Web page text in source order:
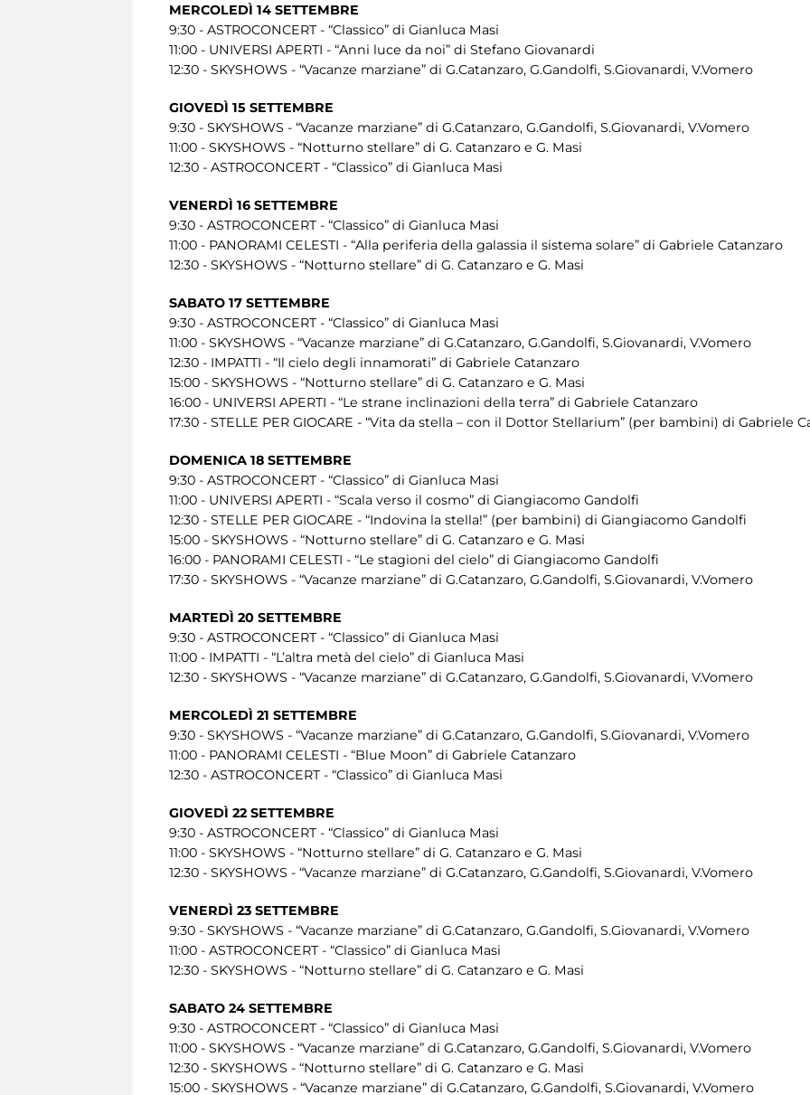
MERCOLEDÌ 14 SETTEMBRE
9:30 - ASTROCONCERT - “Classico” di Gianluca Masi
11:00 - UNIVERSI APERTI - “Anni luce da noi” di Stefano Giovanardi
12:30 - SKYSHOWS - “Vacanze marziane” di G.Catanzaro, G.Gandolfi, S.Giovanardi, V.Vomero
GIOVEDÌ 15 SETTEMBRE
9:30 - SKYSHOWS - “Vacanze marziane” di G.Catanzaro, G.Gandolfi, S.Giovanardi, V.Vomero
11:00 - SKYSHOWS - “Notturno stellare” di G. Catanzaro e G. Masi
12:30 - ASTROCONCERT - “Classico” di Gianluca Masi
VENERDÌ 16 SETTEMBRE
9:30 - ASTROCONCERT - “Classico” di Gianluca Masi
11:00 - PANORAMI CELESTI - “Alla periferia della galassia il sistema solare” di Gabriele Catanzaro
12:30 - SKYSHOWS - “Notturno stellare” di G. Catanzaro e G. Masi
SABATO 17 SETTEMBRE
9:30 - ASTROCONCERT - “Classico” di Gianluca Masi
11:00 - SKYSHOWS - “Vacanze marziane” di G.Catanzaro, G.Gandolfi, S.Giovanardi, V.Vomero
12:30 - IMPATTI - “Il cielo degli innamorati” di Gabriele Catanzaro
15:00 - SKYSHOWS - “Notturno stellare” di G. Catanzaro e G. Masi
16:00 - UNIVERSI APERTI - “Le strane inclinazioni della terra” di Gabriele Catanzaro
17:30 - STELLE PER GIOCARE - “Vita da stella – con il Dottor Stellarium” (per bambini) di Gabriele
DOMENICA 18 SETTEMBRE
9:30 - ASTROCONCERT - “Classico” di Gianluca Masi
11:00 - UNIVERSI APERTI - “Scala verso il cosmo” di Giangiacomo Gandolfi
12:30 - STELLE PER GIOCARE - “Indovina la stella!” (per bambini) di Giangiacomo Gandolfi
15:00 - SKYSHOWS - “Notturno stellare” di G. Catanzaro e G. Masi
16:00 - PANORAMI CELESTI - “Le stagioni del cielo” di Giangiacomo Gandolfi
17:30 - SKYSHOWS - “Vacanze marziane” di G.Catanzaro, G.Gandolfi, S.Giovanardi, V.Vomero
MARTEDÌ 20 SETTEMBRE
9:30 - ASTROCONCERT - “Classico” di Gianluca Masi
11:00 - IMPATTI - “L’altra metà del cielo” di Gianluca Masi
12:30 - SKYSHOWS - “Vacanze marziane” di G.Catanzaro, G.Gandolfi, S.Giovanardi, V.Vomero
MERCOLEDÌ 21 SETTEMBRE
9:30 - SKYSHOWS - “Vacanze marziane” di G.Catanzaro, G.Gandolfi, S.Giovanardi, V.Vomero
11:00 - PANORAMI CELESTI - “Blue Moon” di Gabriele Catanzaro
12:30 - ASTROCONCERT - “Classico” di Gianluca Masi
GIOVEDÌ 22 SETTEMBRE
9:30 - ASTROCONCERT - “Classico” di Gianluca Masi
11:00 - SKYSHOWS - “Notturno stellare” di G. Catanzaro e G. Masi
12:30 - SKYSHOWS - “Vacanze marziane” di G.Catanzaro, G.Gandolfi, S.Giovanardi, V.Vomero
VENERDÌ 23 SETTEMBRE
9:30 - SKYSHOWS - “Vacanze marziane” di G.Catanzaro, G.Gandolfi, S.Giovanardi, V.Vomero
11:00 - ASTROCONCERT - “Classico” di Gianluca Masi
12:30 - SKYSHOWS - “Notturno stellare” di G. Catanzaro e G. Masi
SABATO 24 SETTEMBRE
9:30 - ASTROCONCERT - “Classico” di Gianluca Masi
11:00 - SKYSHOWS - “Vacanze marziane” di G.Catanzaro, G.Gandolfi, S.Giovanardi, V.Vomero
12:30 - SKYSHOWS - “Notturno stellare” di G. Catanzaro e G. Masi
15:00 - SKYSHOWS - “Vacanze marziane” di G.Catanzaro, G.Gandolfi, S.Giovanardi, V.Vomero